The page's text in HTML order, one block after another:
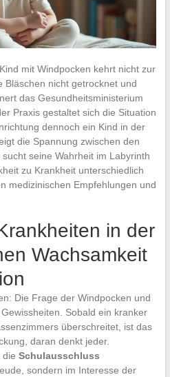
mit Windpocken kehrt nicht zur
Bläschen nicht getrocknet und
das Gesundheitsministerium
Praxis gestaltet sich die Situation
dennoch ein Kind in der
die Spannung zwischen den
seine Wahrheit im Labyrinth
zu Krankheit unterschiedlich
medizinischen Empfehlungen und
in der
Wachsamkeit
Die Frage der Windpocken und
Sobald ein kranker
überschreitet, ist das
daran denkt jeder.
die Schulausschluss
sondern im Interesse der